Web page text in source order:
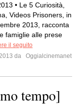
• Le 5 Curiosità,
Videos Prisoners, in
2013, racconta
famiglie alle prese
il seguito
da
Oggialcinemanet
tempo]